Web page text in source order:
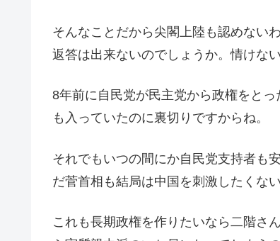
そんなことだから尖閣上陸も認めない
返答は出来ないのでしょうか。情けない
8年前に自民党が民主党から政権をと
も入っていたのに裏切りですからね。
それでもいつの間にか自民党支持者も
だ菅首相も結局は中国を刺激したくな
これも長期政権を作りたいなら二階さ